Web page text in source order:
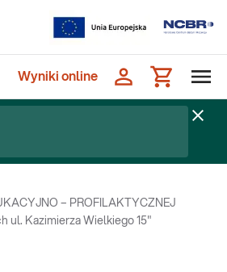
Wyniki online
– PROFILAKTYCZNEJ
ul. Kazimierza Wielkiego 15"